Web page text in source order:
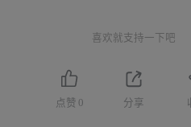
喜欢就支持一下吧
点赞 0 分享